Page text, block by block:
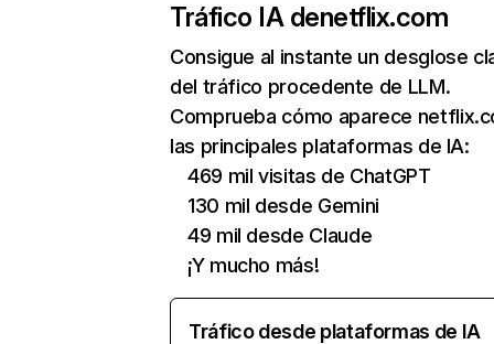
Tráfico IA denetflix.com
Consigue al instante un desglose
del tráfico procedente de LLM.
Comprueba cómo aparece
las principales plataformas de IA:
469 mil visitas de ChatGPT
130 mil desde Gemini
49 mil desde Claude
¡Y mucho más!
Tráfico desde plataformas de IA